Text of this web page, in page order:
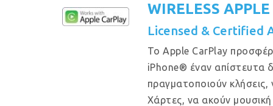
WIRELESS
Licensed & Certified
Το Apple CarPlay
iPhone® έναν απίστευτα
πραγματοποιούν
Χάρτες, να ακούν